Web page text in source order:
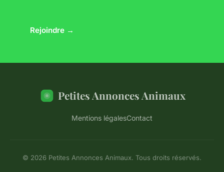
Rejoindre →
Petites Annonces Animaux
Mentions légalesContact
© 2026 Petites Annonces Animaux. Tous droits réservés.